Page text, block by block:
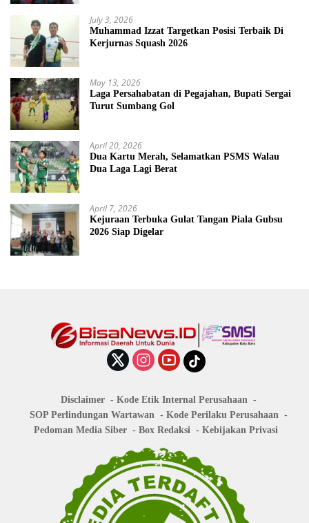
July 3, 2026
Muhammad Izzat Targetkan Posisi Terbaik Di
Kerjurnas Squash 2026
May 13, 2026
Laga Persahabatan di Pegajahan, Bupati Sergai
Turut Sumbang Gol
April 20, 2026
Dua Kartu Merah, Selamatkan PSMS Walau
Dua Laga Lagi Berat
April 7, 2026
Kejuraan Terbuka Gulat Tangan Piala Gubsu
2026 Siap Digelar
Disclaimer
Kode Etik Internal Perusahaan
SOP Perlindungan Wartawan
Kode Perilaku Perusahaan
Pedoman Media Siber
Box Redaksi Kebijakan Privasi